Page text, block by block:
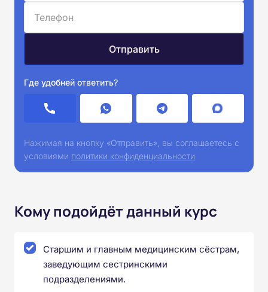
Где удобней ответить?
Нажимая на кнопку «Отправить», вы соглашаетесь с
условиями политики конфиденциальности
Кому подойдёт данный курс
Старшим и главным медицинским сёстрам,
заведующим сестринскими
подразделениями.